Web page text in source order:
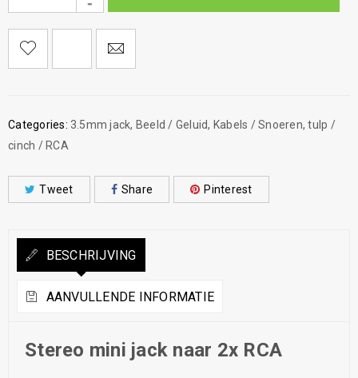
Categories: 3.5mm jack, Beeld / Geluid, Kabels / Snoeren,tulp /
cinch / RCA
Tweet Share Pinterest
BESCHRIJVING
AANVULLENDE INFORMATIE
Stereo mini jack naar 2x RCA